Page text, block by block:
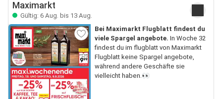
Maximarkt
Gültig: 6 Aug. bis 13 Aug.
Bei Maximarkt Flugblatt findest du
viele Spargel angebote. In Woche 32
findest du im flugblatt von Maximarkt
Flugblatt keine Spargel angebote,
während andere Geschäfte sie
vielleicht haben.👀